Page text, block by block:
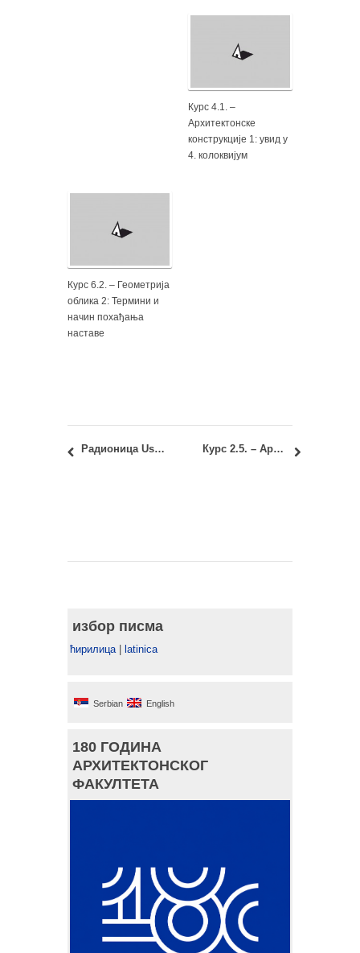
Курс 4.1. –
Архитектонске
конструкције 1: увид у
4. колоквијум
Курс 6.2. – Геометрија
облика 2: Термини и
начин похађања
наставе
Радионица Use-ReUse: Adaptive Modernism – Biennale Sessions 2014 Курс 2.5. – Архитектонска графика: враћање испитних радова
избор писма
ћирилица| latinica
Serbian English
180 ГОДИНА
АРХИТЕКТОНСКОГ
ФАКУЛТЕТА